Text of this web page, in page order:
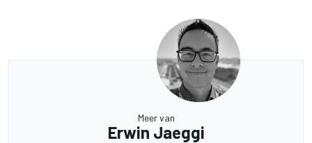
Meer van
Erwin Jaeggi